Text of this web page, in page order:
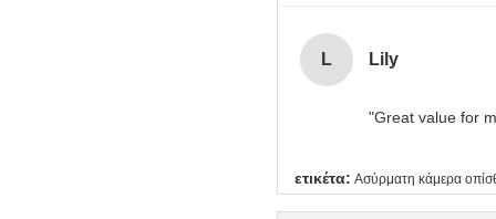
L Lily
"Great value for
ετικέτα: Ασύρματη κάμερα